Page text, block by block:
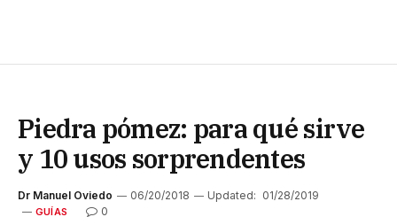
Piedra pómez: para qué sirve
y 10 usos sorprendentes
Dr Manuel Oviedo 06/20/2018 Updated: 01/28/2019
GUÍAS 0